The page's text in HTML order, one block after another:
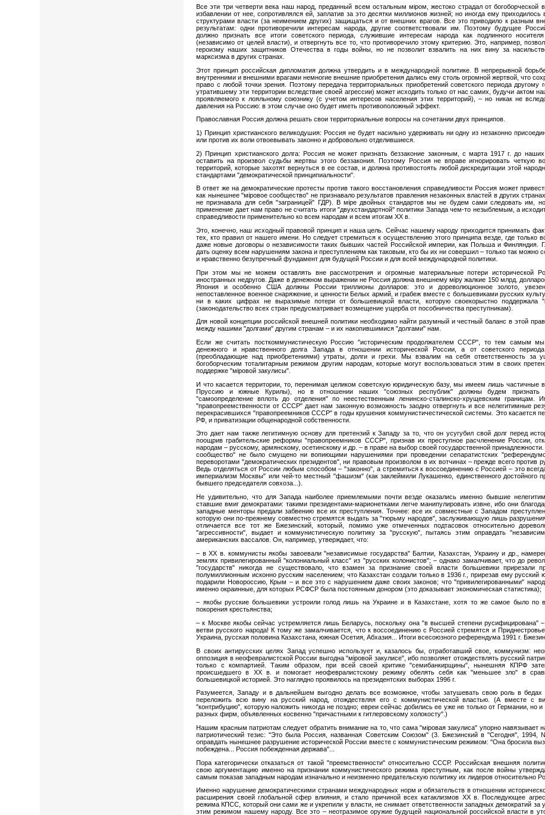
Все эти три четверти века наш народ, преданный всем остальным мiром, жестоко страдал от богоборческой
избавлении от нее, сопротивлялся ей, заплатив за это десятки миллионов жизней; но иногда ему
структурами власти (за неимением других) защищаться и от внешних врагов. Все это приводило к разным
результатам: одни противоречили интересам народа, другие соответствовали им. Поэтому будущее
должно признать все итоги советского периода, служившие интересам народа как подлинного носителя
(независимо от целей власти), и отвергнуть все то, что противоречило этому критерию. Это, например,
героизму наших защитников Отечества в годы войны, но не позволит взвалить на них вину за
марксизма в других странах.
Этот принцип российская дипломатия должна утвердить и в международной политике. В непрерывной
внутренними и внешними врагами немногие внешние приобретения дались ему столь огромной жертвой, что
право с любой точки зрения. Поэтому передача территориальных приобретений советского периода другому
утратившему эти территории вследствие своей агрессии) может исходить только от нас самих, будучи актом
проявляемого к лояльному союзнику (с учетом интересов населения этих территорий), – но никак не
давления на Россию: в этом случае оно будет иметь противоположный эффект.
Православная Россия должна решать свои территориальные вопросы на сочетании двух принципов.
1) Принцип христианского великодушия: Россия не будет насильно удерживать ни одну из незаконно
или против их воли отвоевывать законно и добровольно отделившиеся.
2) Принцип христианского долга: Россия не может признать беззаконие законным, с марта 1917 г. до
оставить на произвол судьбы жертвы этого беззакония. Поэтому Россия не вправе игнорировать четкую
территорий, которые захотят вернуться в ее состав, и должна противостоять любой дискредитации этой
стандартами "демократической принципиальности".
В ответ же на демократические протесты против такого восстановления справедливости Россия может
как нынешнее "мiровое сообщество" не признавало результатов правления незаконных властей в других
не признавала для себя "заграницей" ГДР). В мiре двойных стандартов мы не будем сами следовать им,
применение дает нам право не считать итоги "двухстандартной" политики Запада чем-то незыблемым, а
справедливости применительно ко всем народам и всем итогам XX в.
Это, конечно, наш исходный правовой принцип и наша цель. Сейчас нашему народу приходится принимать
тех, кто правил от нашего имени. Но следует стремиться к осуществлению этого принципа везде, где только
даже новые договоры о независимости таких бывших частей Российской империи, как Польша и Финляндия.
дать оценку всем нарушениям закона и преступлениям как таковым, кто бы их ни совершил – только так можно
и нравственно безупречный фундамент для будущей России и для всей международной политики.
При этом мы не можем оставлять вне рассмотрения и огромные материальные потери исторической
иностранных недругов. Даже в денежном выражении не Россия должна внешнему мiру жалкие 150 млрд.
Япония и особенно США должны России триллионы долларов: это и дореволюционное золото,
непоставленное военное снаряжение, и ценности Белых армий, и грабеж вместе с большевиками русских
ни в каких цифрах не выразимые потери от большевицкой власти, которую своекорыстно поддержала
(законодательство всех стран предусматривает возмещение ущерба от пособничества преступникам).
Для новой концепции российской внешней политики необходимо найти разумный и честный баланс в этой
между нашими "долгами" другим странам – и их накопившимися "долгами" нам.
Если же считать посткоммунистическую Россию "историческим продолжателем СССР", то тем самым мы
денежного и нравственного долга Запада в отношении исторической России, а от советского
(преобладающие над приобретениями) утраты, долги и грехи. Мы взвалим на себя ответственность за
богоборческим тоталитарным режимом другим народам, которые могут воспользоваться этим в своих
поддержке "мiровой закулисы".
И что касается территории, то, перенимая целиком советскую юридическую базу, мы имеем лишь частичные
Пруссию и южные Курилы), но в отношении наших "союзных республик" должны будем признать
"самоопределение вплоть до отделения" по неестественным ленинско-сталинско-хрущевским границам.
"правопреемственности от СССР" дает нам законную возможность заодно отвергнуть и все нелегитимные
перекрасившихся "правопреемников СССР" в годы крушения коммунистичестической системы. Это касается
РФ, и приватизации общенародной собственности.
Это дает нам также легитимную основу для претензий к Западу за то, что он усугубил свой долг перед
поощрив грабительские реформы "правопреемников СССР", признав их преступное расчленение России,
народам – русскому, армянскому, осетинскому и др. – в праве на выбор своей государственной
сообщество" не было смущено ни вопиющими нарушениями при проведении сепаратистских
переворотами "демократических президентов", ни правовым произволом в их вотчинах – прежде всего против
Ведь отделяться от России любым способом – "законно", а стремиться к воссоединению с Россией – это
империализм Москвы" или чей-то местный "фашизм" (как заклеймили Лукашенко, единственного достойного
бывшего председателя совхоза...).
Не удивительно, что для Запада наиболее приемлемыми почти везде оказались именно бывшие
ставшие вмиг демократами: такими президентами-марионетками легче манипулировать извне, ибо они
западные менторы предали забвению все их преступления. Точнее: все их совместные с Западом
которую они по-прежнему совместно стремятся выдать за "тюрьму народов", заслуживающую лишь
отличается все тот же Бжезинский, который, помимо уже отмеченных подтасовок относительно
"агрессивности", выдает и коммунистическую политику за "русскую", пытаясь этим оправдать
американских вассалов. Он, например, утверждает, что:
– в XX в. коммунисты якобы завоевали "независимые государства" Балтии, Казахстан, Украину и др.,
землях привилегированный "колониальный класс" из "русских колонистов"; – однако замалчивает, что до
"государств" никогда не существовало, что взамен за признание своей власти большевики прирезали
полумиллионным исконно русским населением; что Казахстан создали только в 1936 г., прирезав ему русский
подарили Новороссию, Крым – и все это с нарушением даже своих законов; что "привилегированными"
именно окраинные, для которых РСФСР была постоянным донором (это доказывает экономическая статистика);
– якобы русские большевики устроили голод лишь на Украине и в Казахстане, хотя то же самое было по
покорения крестьянства;
– к Москве якобы сейчас устремляется лишь Беларусь, поскольку она "в высшей степени русифицирована" –
ветви русского народа! К тому же замалчивается, что к воссоединению с Россией стремятся и
Украина, русская половина Казахстана, южная Осетия, Абхазия... Итоги всесоюзного референдума 1991 г.
В своих антирусских целях Запад успешно использует и, казалось бы, отработавший свое, коммунизм:
оппозиция в неофевралистской России выгодна "мiровой закулисе", ибо позволяет отождествлять русский
только с компартией. Таким образом, при всей своей критике "семибанкирщины", нынешняя КПРФ
происшедшего в XX в. и помогает неофевралистскому режиму обелять себя как "меньшее зло" в
большевицкой историей. Это наглядно проявилось на президентских выборах 1996 г.
Разумеется, Западу и в дальнейшем выгодно делать все возможное, чтобы затушевать свою роль в бедах
переложить всю вину на русский народ, отождествляя его с коммунистической властью. (А вместе с
"контрибуцию", которую наложить никогда не поздно; евреи сейчас добились ее уже не только от Германии, но
разных фирм, объявленных косвенно "причастными к гитлеровскому холокосту".)
Нашим красным патриотам следует обратить внимание на то, что сама "мiровая закулиса" упорно навязывает
патриотический тезис: "Это была Россия, названная Советским Союзом" (3. Бжезинский в "Сегодня",
оправдать нынешнее разрушение исторической России вместе с коммунистическим режимом: "Она бросила
побеждена... Россия побежденная держава"...
Пора категорически отказаться от такой "преемственности" относительно СССР. Российская внешняя
свою аргументацию именно на признании коммунистического режима преступным, как после войны
самым показав западным народам изначально и неизменно предательскую политику их лидеров относительно
Именно нарушение демократическими странами международных норм и обязательств в отношении
расширения своей глобальной сфер влияния, и стало причиной всех катаклизмов XX в. Последующее
режима КПСС, который они сами же и укрепили у власти, не снимает ответственности западных демократий за
этим режимом нашему народу. Все это – неотразимое оружие будущей национальной российской власти в